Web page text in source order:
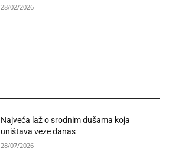
28/02/2026
Najveća laž o srodnim dušama koja
uništava veze danas
28/07/2026